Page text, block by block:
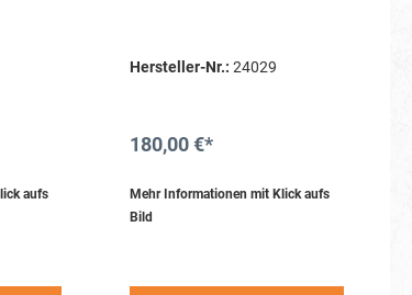
aufs
Hersteller-Nr.: 24029
180,00 €*
Mehr Informationen mit Klick aufs
Bild